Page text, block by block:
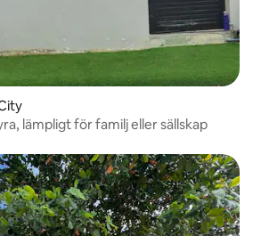
lämpligt för familj eller sällskap